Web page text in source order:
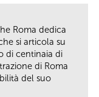
Roma dedica
si articola su
di centinaia di
di Roma
del suo